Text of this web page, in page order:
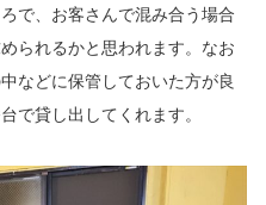
で、お客さんで混み合う場合
られるかと思われます。なお
などに保管しておいた方が良
で貸し出してくれます。